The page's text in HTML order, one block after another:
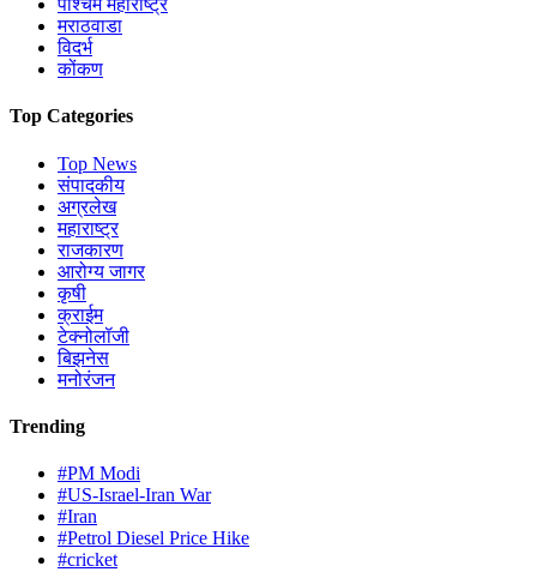
पश्चिम महाराष्ट्र
मराठवाडा
विदर्भ
कोंकण
Top Categories
Top News
संपादकीय
अग्रलेख
महाराष्ट्र
राजकारण
आरोग्य जागर
कृषी
क्राईम
टेक्नोलॉजी
बिझनेस
मनोरंजन
Trending
#PM Modi
#US-Israel-Iran War
#Iran
#Petrol Diesel Price Hike
#cricket